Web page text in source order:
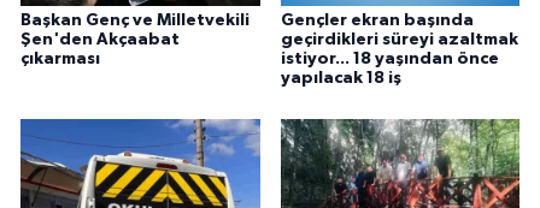
Başkan Genç ve Milletvekili
Şen'den Akçaabat
çıkarması
Gençler ekran başında
geçirdikleri süreyi azaltmak
istiyor... 18 yaşından önce
yapılacak 18 iş